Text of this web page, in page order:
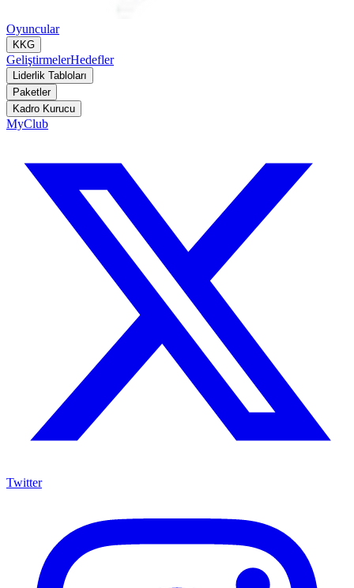
Oyuncular
KKG
GeliştirmelerHedefler
Liderlik Tabloları
Paketler
Kadro Kurucu
MyClub
Twitter